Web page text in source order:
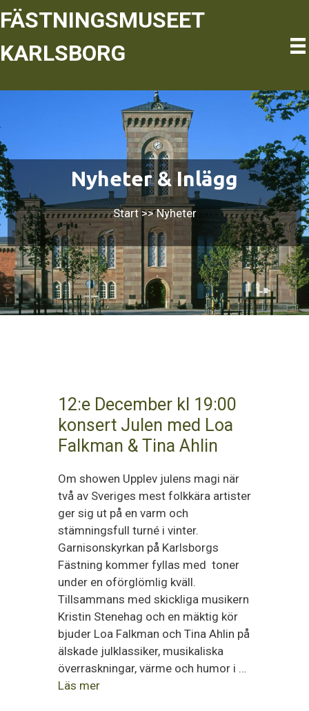
Hoppa
till
innehåll
FÄSTNINGSMUSEET
KARLSBORG
Nyheter & Inlägg
Start>>Nyheter
12:e December kl 19:00
konsert Julen med Loa
Falkman & Tina Ahlin
Om showen Upplev julens magi när
två av Sveriges mest folkkära artister
ger sig ut på en varm och
stämningsfull turné i vinter.
Garnisonskyrkan på Karlsborgs
Fästning kommer fyllas med toner
under en oförglömlig kväll.
Tillsammans med skickliga musikern
Kristin Stenehag och en mäktig kör
bjuder Loa Falkman och Tina Ahlin på
älskade julklassiker, musikaliska
överraskningar, värme och humor i …
Läs mer